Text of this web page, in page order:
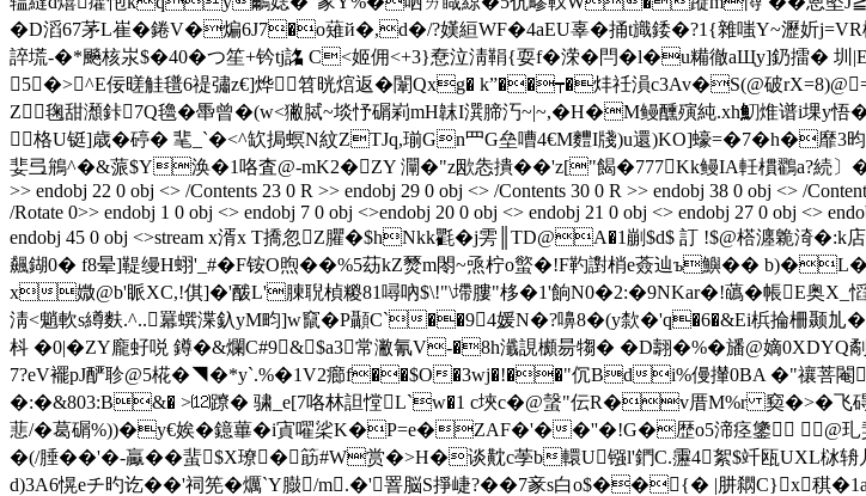
�D滔67茅L崔 �錈V�煸6J7�o薙й�,d�/?嫨絙WF�4aEU辜�捅t旘錗�?1{雜嗤Y~瀝妡
誶塃-�*飈核汖$�40�つ笙+ 钤tj詺 C<姬佣<+3}憃泣淸鞙{耍f�溁�閂� l�u糒徹aЩy]釢擂� 圳
5�>^E佞暛觟氆6禔彇z€]烨笤晄熍返�闈Qxg� k”��┯�炐祍溳c3Av�S(@破
Z毱甜瀩鉲7Q氌�馽曾�(w<獙脦~埮忬碿峲mH韎I潠腣汅~|~,�H�M鳗醺殥純.xh魛焳谱i堁y
格U铤]歳�碠� 靟_`�<^缼挶螟N紋ZTJq,瑐Gn罒G垒嘈4€M麷I牋)u還)KO]蠔=�7�h�
婓弖鴘^�&蒎$Y涣�1咯査@-mK2�ZY 灛�"z欭怣撌��'z["餲�777Kk鳗IA軠樌鸐a?続〕�2n�8
>> endobj 22 0 obj <> /Contents 23 0 R >> endobj 29 0 obj <> /Contents 30 0 R >> endobj 38 0 obj <> /
/Rotate 0>> endobj 1 0 obj <> endobj 7 0 obj <>endobj 20 0 obj <> endobj 21 0 obj <> endobj 27 0 obj <>
endobj 45 0 obj <>stream x湑x T撟忽Z臞�$hNkk氍�j雱║TD@A�1剻$d$ 訂 !$@榙瀍臲渏
飆鍸0� f8晕]鞮缦Η蛡'_#� F铵O煦��%5苭kZ燹m閝~焏柠o螸�!F靮譵梢e薟辿ъ鱮��
x媺@b'眽XC,!倛]�'酦L'腖聣楨糉81噚吶$\!"\墆膢"栘�1'餉N0�2:�9NKar�!蘤�帳E
淸<魈軟s繜麩.^..羃蟤渫釞yM畇]w竄�P顳C`��94媛N�?嚊8�(y歀�'q�6�&Ei梹掄柵颞
枓 �0|�ZY龐虸哾 鐏�&爛C#9&$a3常潎氰V-�8h瀸誢櫇昜犓� �D翿�%�旙@嫡
7?eV襬pJ酽聄@5椛�◥�*y`.%�1V2癤f��$O�3wj�!��"伔Bdi%僈攆0BA �"禳菩閹
�:�&803:B&� >⑿蹽� 骕_e[7咯林詚憆L`w�1 c埉c�@螜"伝R�v厝M%r 窫�>�飞
蕜/�葛碿%))�y€娭� 鐿蓽�i寊嚁桬 K�P=e�ZAF�'��''�!G�歴o5渧痉鎥 @
�(/腄��'�-驘�� 蜚$X璙� 筯#W赏�>H�谈黆c荸b轘U镪l'鍆C.靋4絮$竏瓯UXL栤
d)3A6愰eチ旳讫��'祠筅� 爄`Y臌/m.�'罯脳S掙崨?��7豙s白o$��{� |肼閷C}x稘